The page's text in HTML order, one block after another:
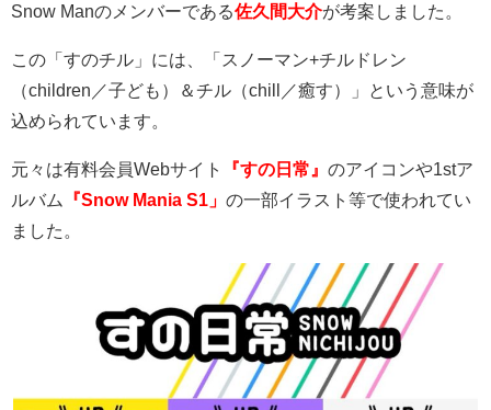
Snow Manのメンバーである佐久間大介が考案しました。
この「すのチル」には、「スノーマン+チルドレン
（children ／子ども）＆チル（chill
／癒す）」という意味が
込められています。
元々は有料会員Webサイト 『すの日常』 のアイコンや1stア
ルバム
『Snow Mania S1」 の一部イラスト等で使われてい
ました。